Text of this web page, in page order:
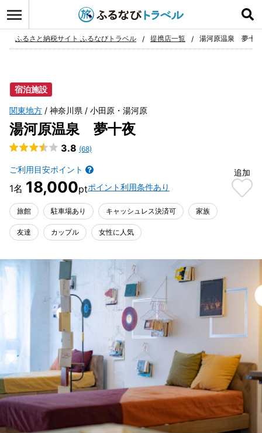
お気に入り
ふるさと納税サイト ふるなびトラベル 提携店一覧 湯河原温泉 夢十夜
宿泊施設
関東地方 神奈川県 小田原・湯河原
湯河原温泉 夢十夜
3.8 (68)
ご利用目安ポイント
18,000 ポイント利用条件あり
追加
旅館 駐車場あり キャッシュレス決済可 家族
友達 カップル 女性に人気